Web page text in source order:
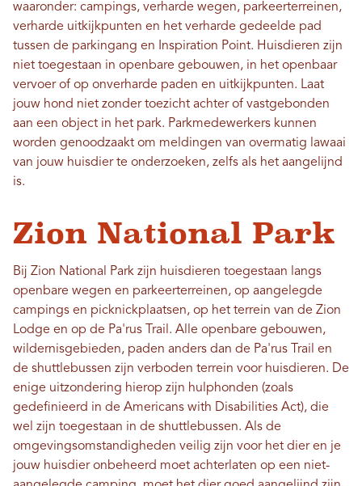
waaronder: campings, verharde wegen, parkeerterreinen,
verharde uitkijkpunten en het verharde gedeelde pad
tussen de parkingang en Inspiration Point. Huisdieren zijn
niet toegestaan ​​in openbare gebouwen, in het openbaar
vervoer of op onverharde paden en uitkijkpunten. Laat
jouw hond niet zonder toezicht achter of vastgebonden
aan een object in het park. Parkmedewerkers kunnen
worden genoodzaakt om meldingen van overmatig lawaai
van jouw huisdier te onderzoeken, zelfs als het aangelijnd
is.
Zion National Park
Bij Zion National Park zijn huisdieren toegestaan ​​langs
openbare wegen en parkeerterreinen, op aangelegde
campings en picknickplaatsen, op het terrein van de Zion
Lodge en op de Pa'rus Trail. Alle openbare gebouwen,
wildernisgebieden, paden anders dan de Pa'rus Trail en
de shuttlebussen zijn verboden terrein voor huisdieren. De
enige uitzondering hierop zijn hulphonden (zoals
gedefinieerd in de Americans with Disabilities Act), die
wel zijn toegestaan ​​in de shuttlebussen. Als de
omgevingsomstandigheden veilig zijn voor het dier en je
jouw huisdier onbeheerd moet achterlaten op een niet-